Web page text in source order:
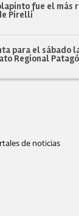
fue el más
Pirelli
para el sábado
Regional
de noticias